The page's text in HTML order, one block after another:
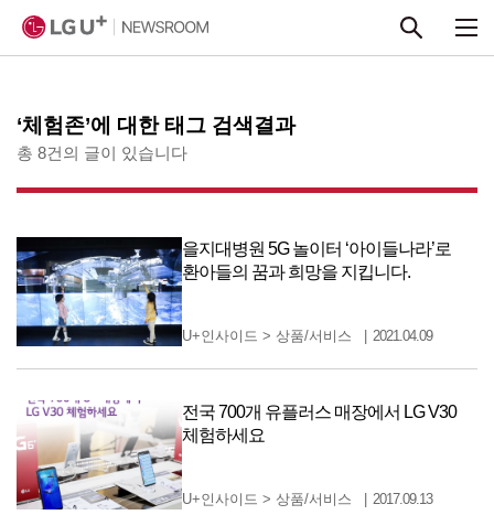
‘체험존’에 대한 태그 검색결과
총 8건의 글이 있습니다
을지대병원 5G 놀이터 ‘아이들나라’로
환아들의 꿈과 희망을 지킵니다.
U+인사이드 >상품/서비스 2021.04.09
전국 700개 유플러스 매장에서 LG V30
체험하세요
U+인사이드 >상품/서비스 2017.09.13